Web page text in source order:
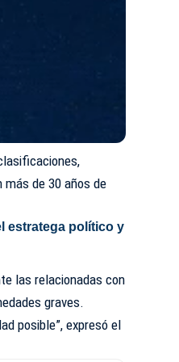
de 30 años de
estratega político y
las relacionadas con
graves.
posible”, expresó el